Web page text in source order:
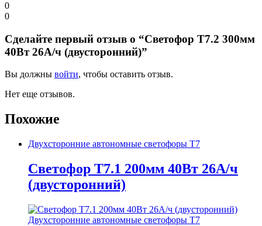
0
0
Сделайте первый отзыв о “Светофор Т7.2 300мм
40Вт 26А/ч (двусторонний)”
Вы должны войти, чтобы оставить отзыв.
Нет еще отзывов.
Похожие
Двухсторонние автономные светофоры Т7
Светофор Т7.1 200мм 40Вт 26А/ч
(двусторонний)
Двухсторонние автономные светофоры Т7